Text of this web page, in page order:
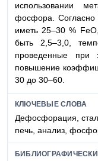
использовании
фосфора. Согласно
иметь 25–30 %
быть 2,5–3,0,
проведенные при
повышение
30 до 30–60.
КЛЮЧЕВЫЕ СЛОВА
Дефосфорация,
печь, анализ,